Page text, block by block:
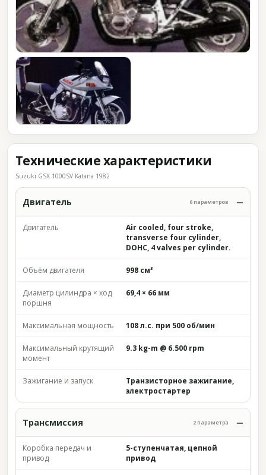
Технические характеристики
Suzuki GSX 1000SV Katana 1982
Двигатель 6 параметров
Двигатель
Air cooled, four stroke,
transverse four cylinder,
DOHC, 4 valves per cylinder.
Объём двигателя 998 см³
Диаметр цилиндра × ход
поршня
69,4 × 66 мм
Максимальная мощность 108 л.с. при 500 об/мин
Максимальный крутящий
момент
9.3 kg-m @ 6.500 rpm
Зажигание и запуск
Транзисторное зажигание,
электростартер
Трансмиссия 2 параметра
Коробка передач и
привод
5-ступенчатая, цепной
привод